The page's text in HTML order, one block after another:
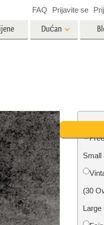
Obnova fotografija
Dućan
FAQ Prijavite se
Small
(30
Large